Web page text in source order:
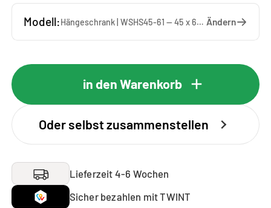
Modell: Hängeschrank | WSHS45-61 — 45 x 61 x 37 cm Ändern
in den Warenkorb
Oder selbst zusammenstellen
Lieferzeit 4-6 Wochen
Sicher bezahlen mit TWINT